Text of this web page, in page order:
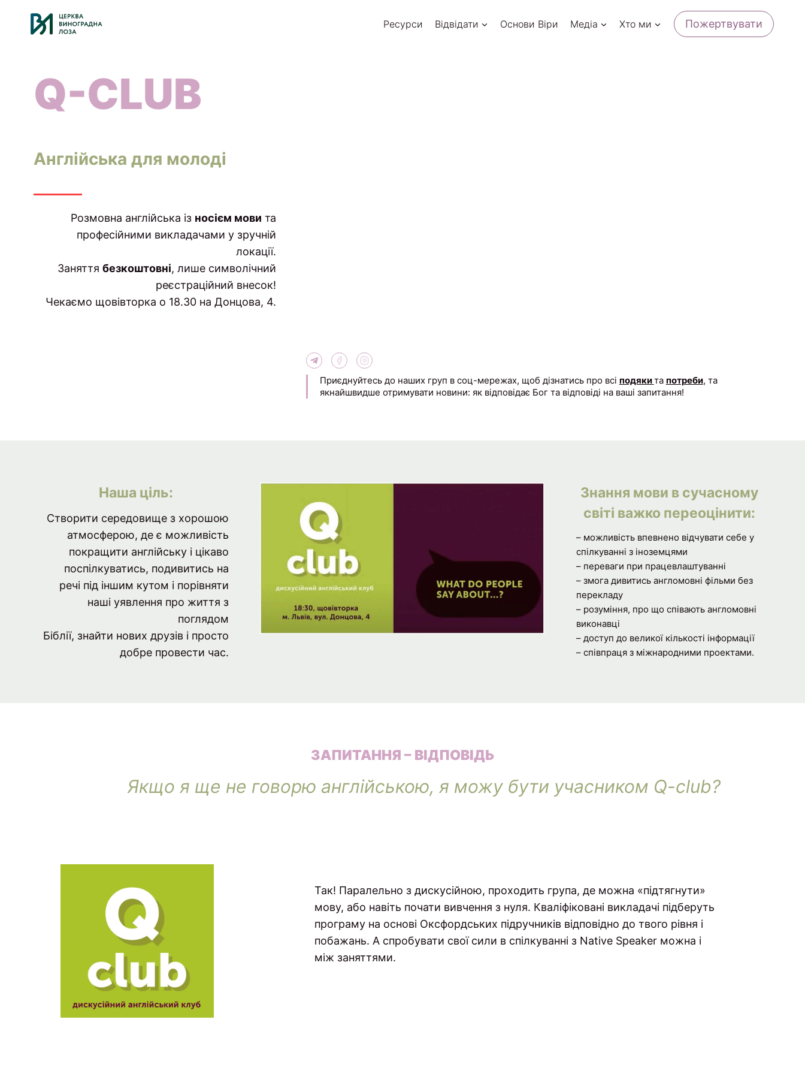
Ресурси Відвідати Основи Віри Медіа Хто ми Пожертвувати
Q-CLUB
Англійська для молоді
Розмовна англійська із носієм мови та
професійними викладачами у зручній
локації.
Заняття безкоштовні, лише символічний
реєстраційний внесок!
Чекаємо щовівторка о 18.30 на Донцова, 4.
Приєднуйтесь до наших груп в соц-мережах, щоб дізнатись про всі подякита потреби, та
якнайшвидше отримувати новини: як відповідає Бог та відповіді на ваші запитання!
Наша ціль:
Створити середовище з хорошою
атмосферою, де є можливість
покращити англійську і цікаво
поспілкуватись, подивитись на
речі під іншим кутом і порівняти
наші уявлення про життя з
поглядом
Біблії, знайти нових друзів і просто
добре провести час.
Знання мови в сучасному
світі важко переоцінити:
– можливість впевнено відчувати себе у
спілкуванні з іноземцями
– переваги при працевлаштуванні
– змога дивитись англомовні фільми без
перекладу
– розуміння, про що співають англомовні
виконавці
– доступ до великої кількості інформації
– співпраця з міжнародними проектами.
ЗАПИТАННЯ – ВІДПОВІДЬ
Якщо я ще не говорю англійською, я можу бути учасником Q-club?
Так! Паралельно з дискусійною, проходить група, де можна «підтягнути»
мову, або навіть почати вивчення з нуля. Кваліфіковані викладачі підберуть
програму на основі Оксфордських підручників відповідно до твого рівня і
побажань. А спробувати свої сили в спілкуванні з Native Speaker можна і
між заняттями.